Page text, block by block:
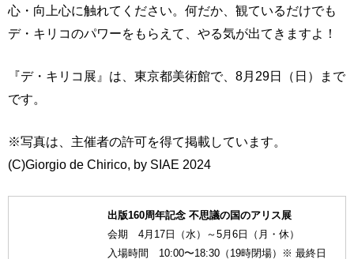
心・向上心に触れてください。何だか、観ているだけでも
デ・キリコのパワーをもらえて、やる気が出てきますよ！
『デ・キリコ展』は、東京都美術館で、8月29日（日）まで
です。
※写真は、主催者の許可を得て掲載しています。
(C)Giorgio de Chirico, by SIAE 2024
出版160周年記念 不思議の国のアリス展
会期 4月17日（水）～5月6日（月・休）
入場時間 10:00〜18:30（19時閉場）※ 最終日